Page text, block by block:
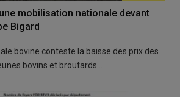
mobilisation nationale devant
Bigard
bovine conteste la baisse des prix des
bovins et broutards…